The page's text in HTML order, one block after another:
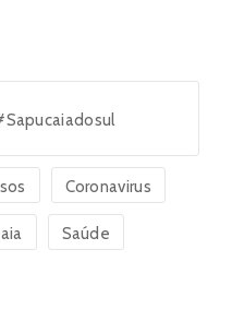
Coronavirus
Saúde